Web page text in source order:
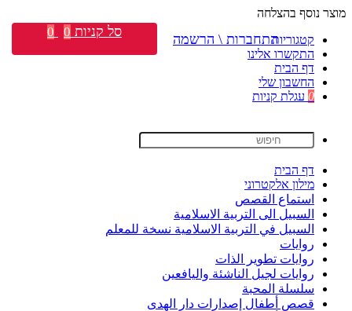
מוצר נוסף בהצלחה
קטגוריות
התקשרו אלינו
דף הבית
החשבון שלי
0 עגלת קניות
דף הבית
מילון אלקטרוני
استماع القصص
السبيل الى التربية الاسلامية
السبيل في التربية الاسلامية نسخة للمعلم
روايات
روايات تطوير الذات
روايات لجيل الناشئة واليافعين
سلسلة المحبة
قصص أطفال إصدارات دار الهدى
התחברות \ הרשמה סל קניות 0
0